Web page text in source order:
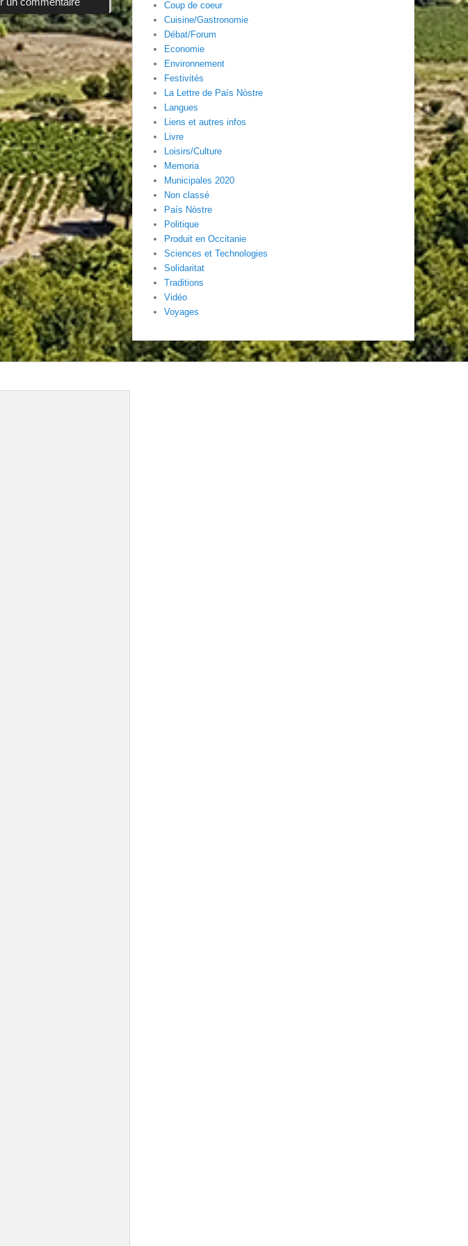
Coup de coeur
Cuisine/Gastronomie
Débat/Forum
Economie
Environnement
Festivités
La Lettre de País Nòstre
Langues
Liens et autres infos
Livre
Loisirs/Culture
Memoria
Municipales 2020
Non classé
País Nòstre
Politique
Produit en Occitanie
Sciences et Technologies
Solidaritat
Traditions
Vidéo
Voyages